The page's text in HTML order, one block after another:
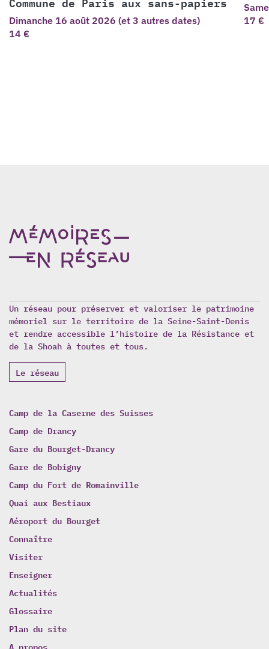
Dimanche 16 août 2026 (et 3 autres dates)
14 €
17 €
Un réseau pour préserver et valoriser le patrimoine
mémoriel sur le territoire de la Seine-Saint-Denis
et rendre accessible l’histoire de la Résistance et
de la Shoah à toutes et tous.
Le réseau
Camp de la Caserne des Suisses
Camp de Drancy
Gare du Bourget-Drancy
Gare de Bobigny
Camp du Fort de Romainville
Quai aux Bestiaux
Aéroport du Bourget
Connaître
Visiter
Enseigner
Actualités
Glossaire
Plan du site
A propos